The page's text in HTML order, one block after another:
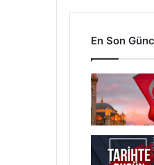
G
k
Y
e
r
e
İ
s
En Son